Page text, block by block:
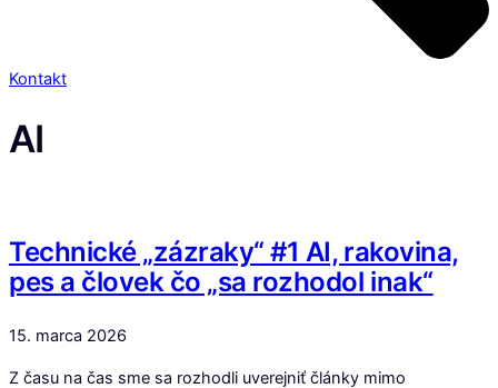
Kontakt
AI
Technické „zázraky“ #1 AI, rakovina,
pes a človek čo „sa rozhodol inak“
15. marca 2026
Z času na čas sme sa rozhodli uverejniť články mimo